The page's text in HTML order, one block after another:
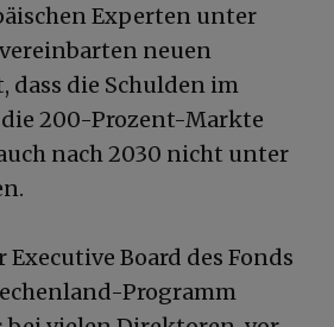
Experten unter
neuen
dass die Schulden im
200-Prozent-Markte
nach 2030 nicht unter
Executive Board des Fonds
Programm